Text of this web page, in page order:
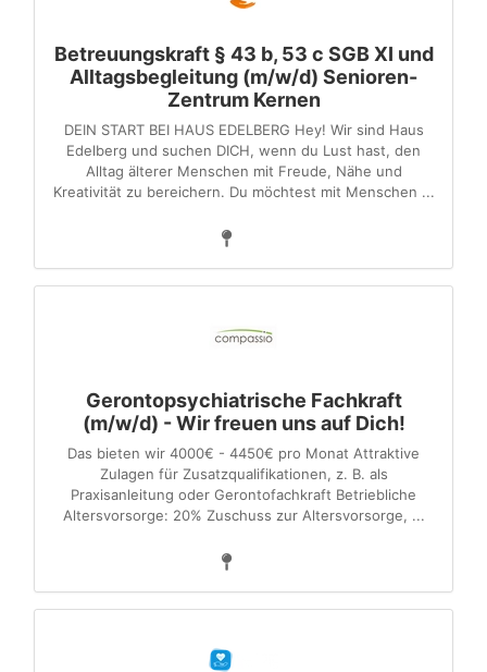
Betreuungskraft § 43 b, 53 c SGB XI und
Alltagsbegleitung (m/w/d) Senioren-
Zentrum Kernen
DEIN START BEI HAUS EDELBERG Hey! Wir sind Haus
Edelberg und suchen DICH, wenn du Lust hast, den
Alltag älterer Menschen mit Freude, Nähe und
Kreativität zu bereichern. Du möchtest mit Menschen ...
Gerontopsychiatrische Fachkraft
(m/w/d) - Wir freuen uns auf Dich!
Das bieten wir 4000€ - 4450€ pro Monat Attraktive
Zulagen für Zusatzqualifikationen, z. B. als
Praxisanleitung oder Gerontofachkraft Betriebliche
Altersvorsorge: 20% Zuschuss zur Altersvorsorge, ...